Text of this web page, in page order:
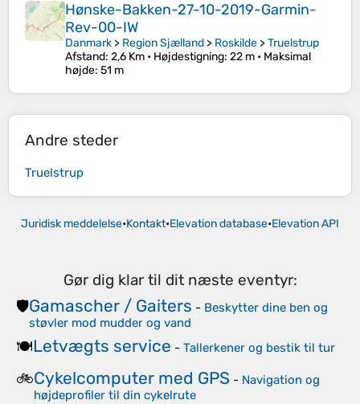
Hønske-Bakken-27-10-2019-Garmin-
Rev-00-IW
Danmark > Region Sjælland > Roskilde >Truelstrup
Afstand: 2,6 Km • Højdestigning: 22 m • Maksimal
højde: 51 m
Andre steder
Truelstrup
Juridisk meddelelse•Kontakt•Elevation database•Elevation API
Gør dig klar til dit næste eventyr:
🛡️Gamascher / Gaiters - Beskytter dine ben og
støvler mod mudder og vand
🍽️Letvægts service - Tallerkener og bestik til tur
🚲Cykelcomputer med GPS - Navigation og
højdeprofiler til din cykelrute